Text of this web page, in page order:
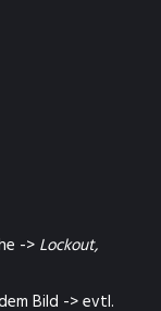
-> Lockout,
Bild -> evtl.